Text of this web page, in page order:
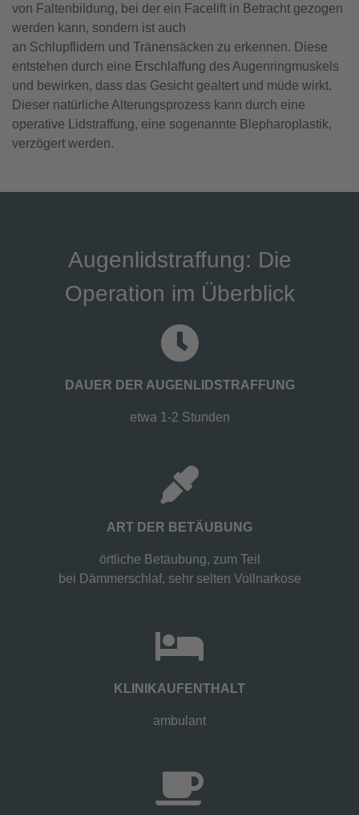
von Faltenbildung, bei der ein Facelift in Betracht gezogen
werden kann, sondern ist auch
an Schlupflidern und Tränensäcken zu erkennen. Diese
entstehen durch eine Erschlaffung des Augenringmuskels
und bewirken, dass das Gesicht gealtert und müde wirkt.
Dieser natürliche Alterungsprozess kann durch eine
operative Lidstraffung, eine sogenannte Blepharoplastik,
verzögert werden.
Augenlidstraffung: Die
Operation im Überblick
DAUER DER AUGENLIDSTRAFFUNG
etwa 1-2 Stunden
ART DER BETÄUBUNG
örtliche Betäubung, zum Teil
bei Dämmerschlaf, sehr selten Vollnarkose
KLINIKAUFENTHALT
ambulant